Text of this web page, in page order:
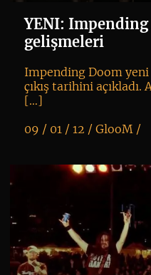
YENI:
gelişmeleri
Impending Doom
çıkış tarihini
[…]
09 / 01 / 12 / GlooM/